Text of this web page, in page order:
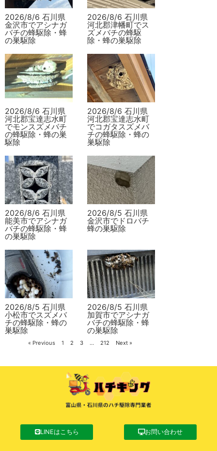
2026/8/6 石川県
金沢市でアシナガ
バチの蜂駆除・蜂
の巣駆除
2026/8/6 石川県
河北郡津幡町でス
ズメバチの蜂駆
除・蜂の巣駆除
2026/8/6 石川県
河北郡宝達志水町
でモンスズメバチ
の蜂駆除・蜂の巣
駆除
2026/8/6 石川県
河北郡宝達志水町
でコガタスズメバ
チの蜂駆除・蜂の
巣駆除
2026/8/6 石川県
能美市でアシナガ
バチの蜂駆除・蜂
の巣駆除
2026/8/5 石川県
金沢市でドロバチ
蜂の巣駆除
2026/8/5 石川県
小松市でスズメバ
チの蜂駆除・蜂の
巣駆除
2026/8/5 石川県
加賀市でアシナガ
バチの蜂駆除・蜂
の巣駆除
« Previous 1 2 3 … 212 Next »
LINEはこちら お問い合わせ